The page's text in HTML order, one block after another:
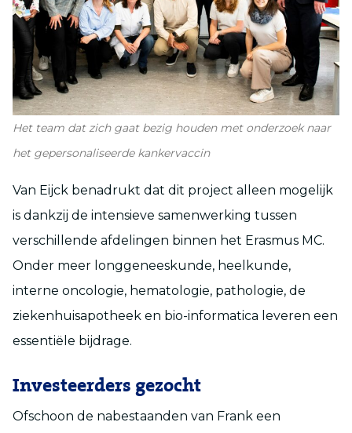
Het team dat zich gaat bezig houden met onderzoek naar
het gepersonaliseerde kankervaccin
Van Eijck benadrukt dat dit project alleen mogelijk
is dankzij de intensieve samenwerking tussen
verschillende afdelingen binnen het Erasmus MC.
Onder meer longgeneeskunde, heelkunde,
interne oncologie, hematologie, pathologie, de
ziekenhuisapotheek en bio-informatica leveren een
essentiële bijdrage.
Investeerders gezocht
Ofschoon de nabestaanden van Frank een